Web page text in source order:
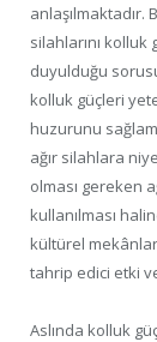
anlaşılmaktadır.
silahlarını
duyulduğu
kolluk güçleri
huzurunu
ağır silahlara
olması gereken
kullanılması
kültürel
tahrip edici etki
Aslında kolluk